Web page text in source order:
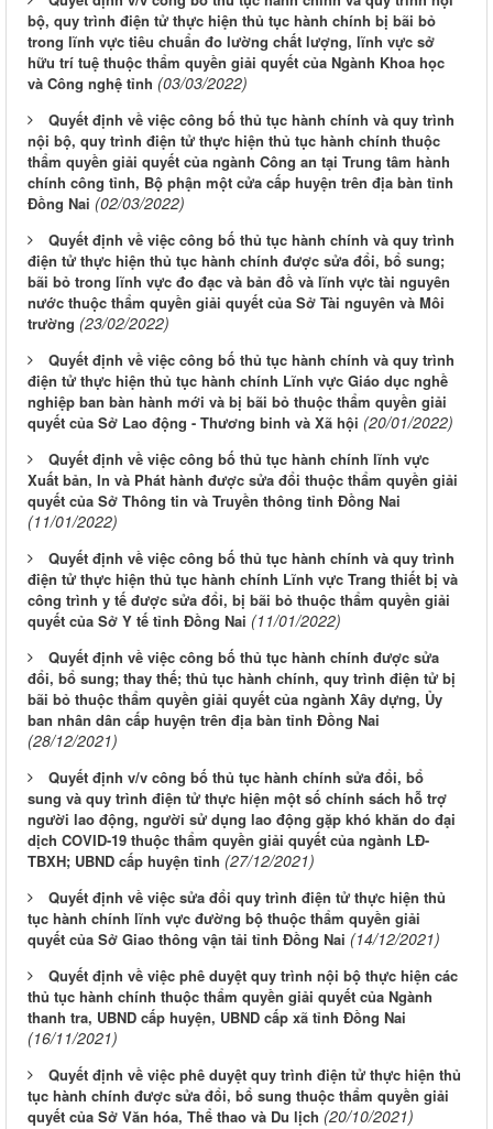
bộ, quy trình điện tử thực hiện thủ tục hành chính bị bãi bỏ
trong lĩnh vực tiêu chuẩn đo lường chất lượng, lĩnh vực sở
hữu trí tuệ thuộc thẩm quyền giải quyết của Ngành Khoa học
và Công nghệ tỉnh (03/03/2022)
Quyết định về việc công bố thủ tục hành chính và quy trình
nội bộ, quy trình điện tử thực hiện thủ tục hành chính thuộc
thẩm quyền giải quyết của ngành Công an tại Trung tâm hành
chính công tỉnh, Bộ phận một cửa cấp huyện trên địa bàn tỉnh
Đồng Nai (02/03/2022)
Quyết định về việc công bố thủ tục hành chính và quy trình
điện tử thực hiện thủ tục hành chính được sửa đổi, bổ sung;
bãi bỏ trong lĩnh vực đo đạc và bản đồ và lĩnh vực tài nguyên
nước thuộc thẩm quyền giải quyết của Sở Tài nguyên và Môi
trường (23/02/2022)
Quyết định về việc công bố thủ tục hành chính và quy trình
điện tử thực hiện thủ tục hành chính Lĩnh vực Giáo dục nghề
nghiệp ban bàn hành mới và bị bãi bỏ thuộc thẩm quyền giải
quyết của Sở Lao động - Thương binh và Xã hội (20/01/2022)
Quyết định về việc công bố thủ tục hành chính lĩnh vực
Xuất bản, In và Phát hành được sửa đổi thuộc thẩm quyền giải
quyết của Sở Thông tin và Truyền thông tỉnh Đồng Nai
(11/01/2022)
Quyết định về việc công bố thủ tục hành chính và quy trình
điện tử thực hiện thủ tục hành chính Lĩnh vực Trang thiết bị và
công trình y tế được sửa đổi, bị bãi bỏ thuộc thẩm quyền giải
quyết của Sở Y tế tỉnh Đồng Nai (11/01/2022)
Quyết định về việc công bố thủ tục hành chính được sửa
đổi, bổ sung; thay thế; thủ tục hành chính, quy trình điện tử bị
bãi bỏ thuộc thẩm quyền giải quyết của ngành Xây dựng, Ủy
ban nhân dân cấp huyện trên địa bàn tỉnh Đồng Nai
(28/12/2021)
Quyết định v/v công bố thủ tục hành chính sửa đổi, bổ
sung và quy trình điện tử thực hiện một số chính sách hỗ trợ
người lao động, người sử dụng lao động gặp khó khăn do đại
dịch COVID-19 thuộc thẩm quyền giải quyết của ngành LĐ-
TBXH; UBND cấp huyện tỉnh (27/12/2021)
Quyết định về việc sửa đổi quy trình điện tử thực hiện thủ
tục hành chính lĩnh vực đường bộ thuộc thẩm quyền giải
quyết của Sở Giao thông vận tải tỉnh Đồng Nai (14/12/2021)
Quyết định về việc phê duyệt quy trình nội bộ thực hiện các
thủ tục hành chính thuộc thẩm quyền giải quyết của Ngành
thanh tra, UBND cấp huyện, UBND cấp xã tỉnh Đồng Nai
(16/11/2021)
Quyết định về việc phê duyệt quy trình điện tử thực hiện thủ
tục hành chính được sửa đổi, bổ sung thuộc thẩm quyền giải
quyết của Sở Văn hóa, Thể thao và Du lịch (20/10/2021)